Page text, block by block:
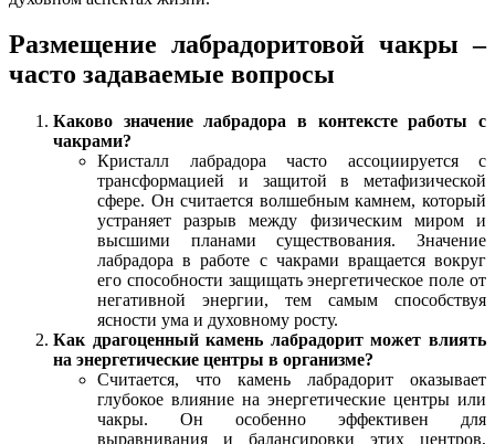
Размещение лабрадоритовой чакры –
часто задаваемые вопросы
Каково значение лабрадора в контексте работы с
чакрами?
Кристалл лабрадора часто ассоциируется с
трансформацией и защитой в метафизической
сфере. Он считается волшебным камнем, который
устраняет разрыв между физическим миром и
высшими планами существования. Значение
лабрадора в работе с чакрами вращается вокруг
его способности защищать энергетическое поле от
негативной энергии, тем самым способствуя
ясности ума и духовному росту.
Как драгоценный камень лабрадорит может влиять
на энергетические центры в организме?
Считается, что камень лабрадорит оказывает
глубокое влияние на энергетические центры или
чакры. Он особенно эффективен для
выравнивания и балансировки этих центров,